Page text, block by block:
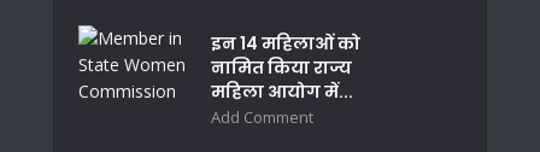
इन 14 महिलाओं को
नामित किया राज्य
महिला आयोग में...
Add Comment